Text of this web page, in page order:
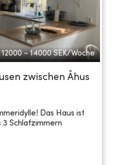
12000 - 14000 SEK/Woche
zwischen Åhus
Das Haus ist
Schlafzimmern